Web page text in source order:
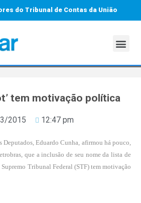
do Tribunal de Contas da União
tem motivação política
2015 12:47 pm
Deputados, Eduardo Cunha, afirmou há pouco,
que a inclusão de seu nome da lista de
Tribunal Federal (STF) tem motivação